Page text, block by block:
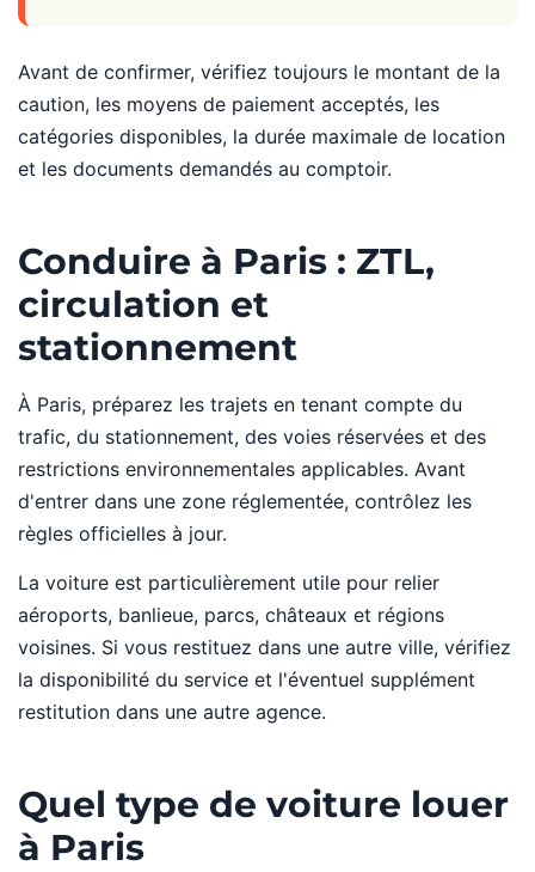
Avant de confirmer, vérifiez toujours le montant de la
caution, les moyens de paiement acceptés, les
catégories disponibles, la durée maximale de location
et les documents demandés au comptoir.
Conduire à Paris : ZTL,
circulation et
stationnement
À Paris, préparez les trajets en tenant compte du
trafic, du stationnement, des voies réservées et des
restrictions environnementales applicables. Avant
d'entrer dans une zone réglementée, contrôlez les
règles officielles à jour.
La voiture est particulièrement utile pour relier
aéroports, banlieue, parcs, châteaux et régions
voisines. Si vous restituez dans une autre ville, vérifiez
la disponibilité du service et l'éventuel supplément
restitution dans une autre agence.
Quel type de voiture louer
à Paris